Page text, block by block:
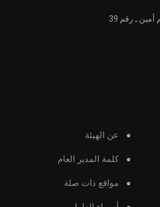
ـ رقم 39
عن الهيئة
كلمة المدير العام
مواقع ذات صلة